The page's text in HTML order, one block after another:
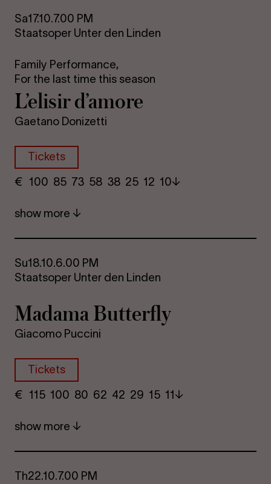
Sa17.10.7.00 PM
Staatsoper Unter den Linden
Family Performance,
For the last time this season
L’elisir d’amore
Gaetano Donizetti
Tickets
€ ​ 100 85 73​ 58 38 25​ 12 10
show more
Su18.10.6.00 PM
Staatsoper Unter den Linden
Madama But­ter­fly
Giacomo Puccini
Tickets
€ ​ 115 100 80​ 62 42 29​ 15 11
show more
Th22.10.7.00 PM